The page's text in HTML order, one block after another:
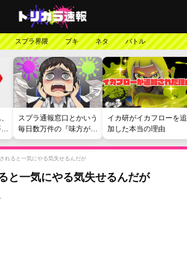
スプラ界隈 ブキ ネタ バトル
スプラ通報窓口とかいう
毎日数万件の『味方が弱
い』愚痴を読まされる苦
行
イカ研がイカフローを追
加した本当の理由
れると一気にやる気失せるんだが
と一気にやる気失せるんだが